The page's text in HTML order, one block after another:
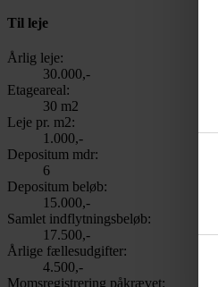
Til leje
Årlig leje:
30.000,-
Etageareal:
30 m2
Leje pr. m2:
1.000,-
Depositum mdr:
6
Depositum beløb:
15.000,-
Samlet indflytningsbeløb:
17.500,-
Årlige fællesudgifter:
4.500,-
Momsregistrering påkrævet: